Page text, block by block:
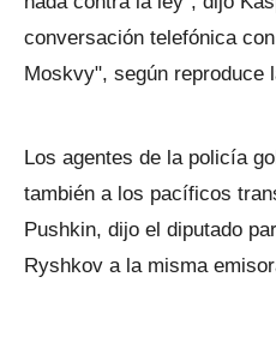
conversación telefónica
Moskvy", según reproduce
Los agentes de la policía
también a los pacíficos
Pushkin, dijo el diputado
Ryshkov a la misma